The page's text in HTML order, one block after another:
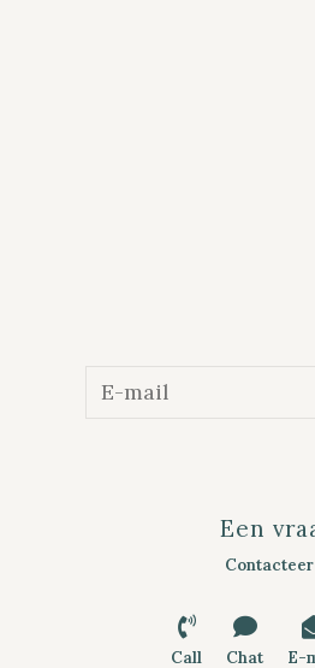
Een
Contacteer
Call Chat E-